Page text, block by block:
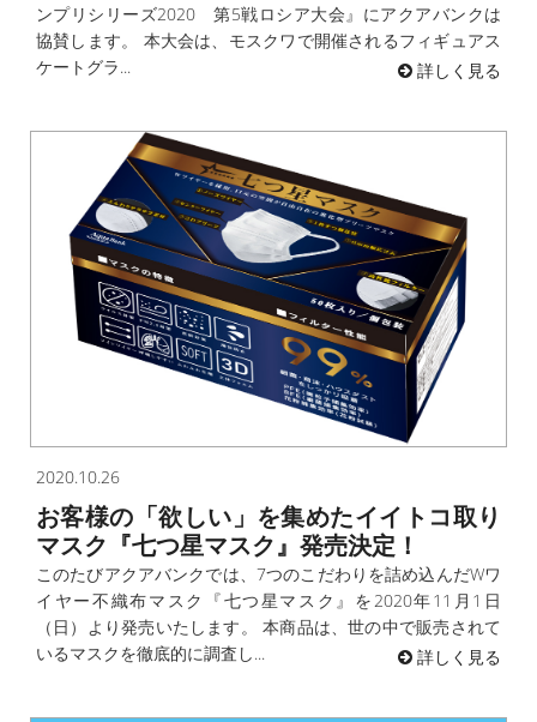
ンプリシリーズ2020 第5戦ロシア大会』にアクアバンクは
協賛します。 本大会は、モスクワで開催されるフィギュアス
ケートグラ...
詳しく見る
2020.10.26
お客様の「欲しい」を集めたイイトコ取り
マスク『七つ星マスク』発売決定！
このたびアクアバンクでは、7つのこだわりを詰め込んだWワ
イヤー不織布マスク『七つ星マスク』を2020年11月1日
（日）より発売いたします。 本商品は、世の中で販売されて
いるマスクを徹底的に調査し...
詳しく見る